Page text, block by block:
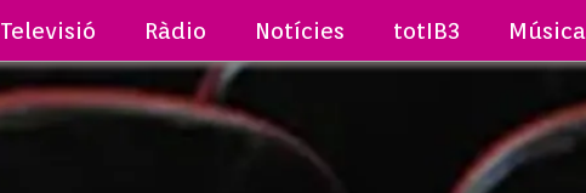
Televisió Ràdio Notícies totIB3 Música